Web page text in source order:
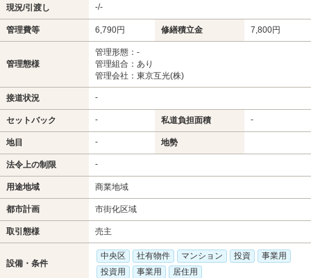
現況/引渡し -/-
管理費等 6,790円 修繕積立金 7,800円
管理態様
管理形態：-
管理組合：あり
管理会社：東京互光(株)
接道状況 -
セットバック - 私道負担面積 -
地目 - 地勢
法令上の制限 -
用途地域 商業地域
都市計画 市街化区域
取引態様 売主
設備・条件
中央区 社有物件 マンション 投資
事業用
投資用
事業用 居住用